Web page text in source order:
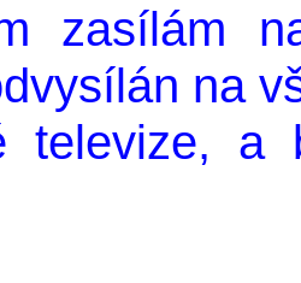
zasílám
na
televize, a